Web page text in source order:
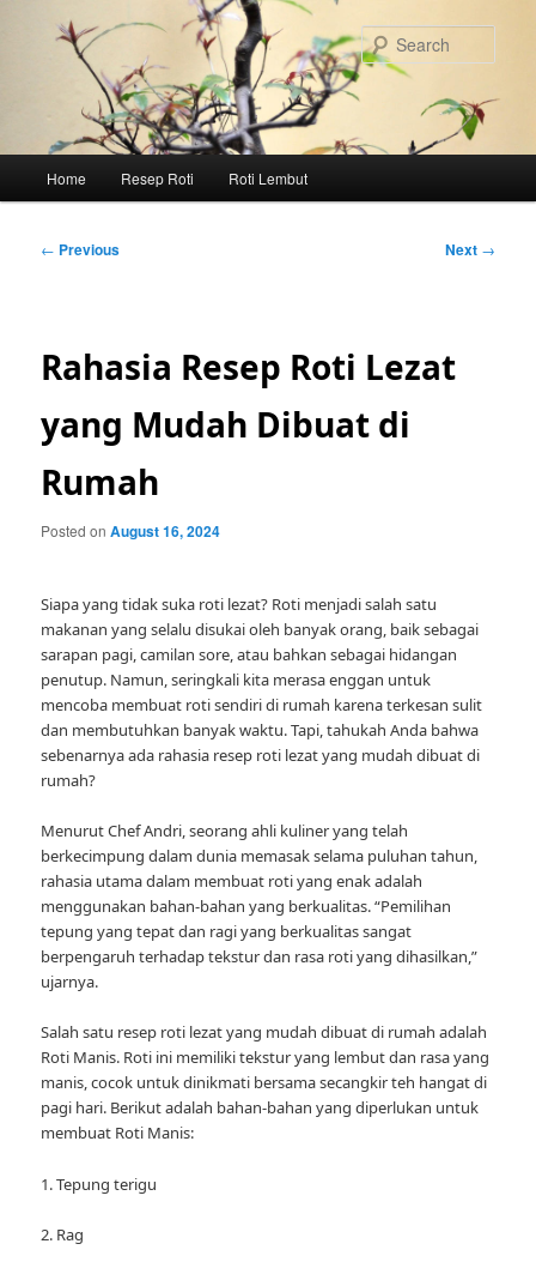
Home Resep Roti Roti Lembut
Post
← Previous Next →
Rahasia Resep Roti Lezat
yang Mudah Dibuat di
Rumah
Posted onAugust 16, 2024
Siapa yang tidak suka roti lezat? Roti menjadi salah satu
makanan yang selalu disukai oleh banyak orang, baik sebagai
sarapan pagi, camilan sore, atau bahkan sebagai hidangan
penutup. Namun, seringkali kita merasa enggan untuk
mencoba membuat roti sendiri di rumah karena terkesan sulit
dan membutuhkan banyak waktu. Tapi, tahukah Anda bahwa
sebenarnya ada rahasia resep roti lezat yang mudah dibuat di
rumah?
Menurut Chef Andri, seorang ahli kuliner yang telah
berkecimpung dalam dunia memasak selama puluhan tahun,
rahasia utama dalam membuat roti yang enak adalah
menggunakan bahan-bahan yang berkualitas. “Pemilihan
tepung yang tepat dan ragi yang berkualitas sangat
berpengaruh terhadap tekstur dan rasa roti yang dihasilkan,”
ujarnya.
Salah satu resep roti lezat yang mudah dibuat di rumah adalah
Roti Manis. Roti ini memiliki tekstur yang lembut dan rasa yang
manis, cocok untuk dinikmati bersama secangkir teh hangat di
pagi hari. Berikut adalah bahan-bahan yang diperlukan untuk
membuat Roti Manis:
1. Tepung terigu
2. Rag